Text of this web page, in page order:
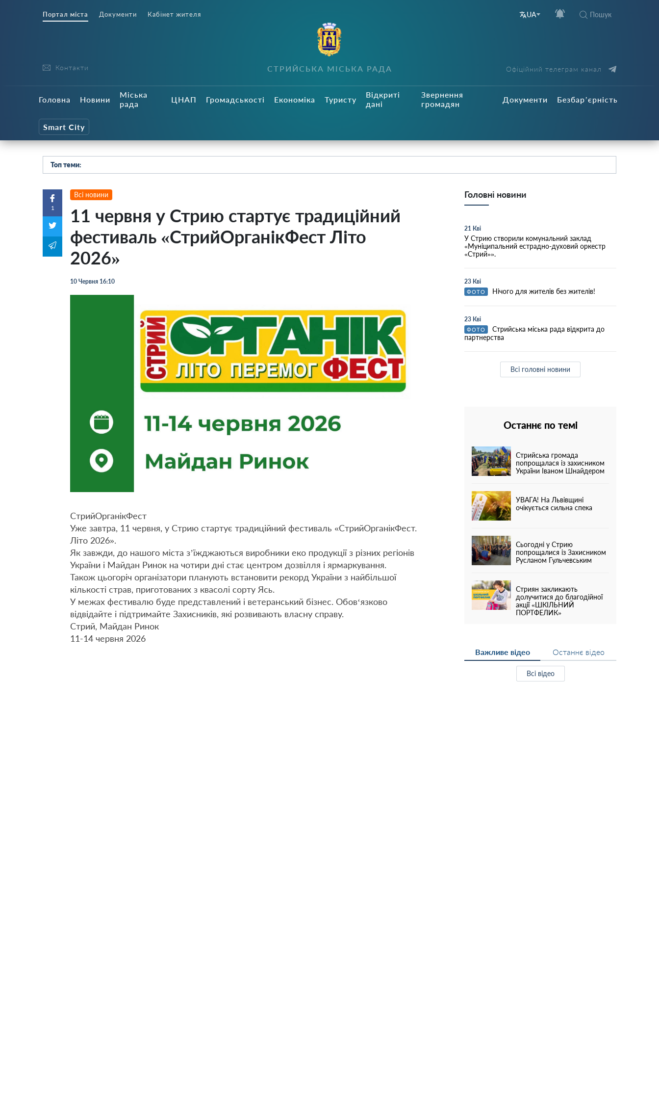
Портал міста Документи Кабінет жителя UA Пошук
Контакти СТРИЙСЬКА МІСЬКА РАДА Офіційний телеграм канал
Головна Новини
Міська
рада
ЦНАП Громадськості Економіка Туристу
Відкриті
дані
Звернення
громадян
Документи Безбар’єрність
Smart City
Топ теми:
1
Всі новини
11 червня у Стрию стартує традиційний
фестиваль «СтрийОрганікФест Літо
2026»
10 Червня 16:10
СтрийОрганікФест
Уже завтра, 11 червня, у Стрию стартує традиційний фестиваль «СтрийОрганікФест.
Літо 2026».
Як завжди, до нашого міста з’їжджаються виробники еко продукції з різних регіонів
України і Майдан Ринок на чотири дні стає центром дозвілля і ярмаркування.
Також цьогоріч організатори планують встановити рекорд України з найбільшої
кількості страв, приготованих з квасолі сорту Ясь.
У межах фестивалю буде представлений і ветеранський бізнес. Обов‘язково
відвідайте і підтримайте Захисників, які розвивають власну справу.
Стрий, Майдан Ринок
11-14 червня 2026
Головні новини
21 Кві
У Стрию створили комунальний заклад
«Муніципальний естрадно-духовий оркестр
«Стрий»».
23 Кві
ФОТО Нічого для жителів без жителів!
23 Кві
ФОТО
Стрийська міська рада відкрита до
партнерства
Всі головні новини
Останнє по темі
Стрийська громада
попрощалася із захисником
України Іваном Шнайдером
УВАГА! На Львівщині
очікується сильна спека
Сьогодні у Стрию
попрощалися із Захисником
Русланом Гульчевським
Стриян закликають
долучитися до благодійної
акції «ШКІЛЬНИЙ
ПОРТФЕЛИК»
Важливе відео Останнє відео
Всі відео